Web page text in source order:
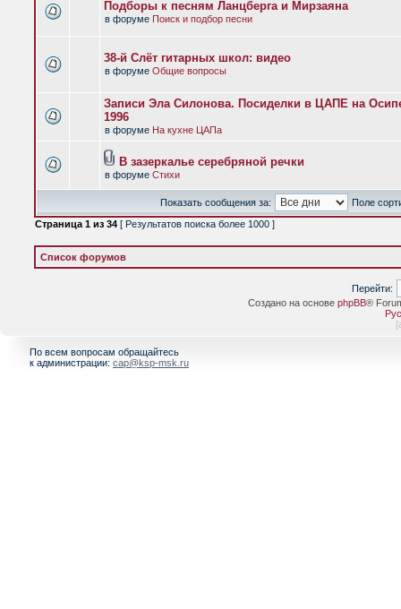
Подборы к песням Ланцберга и Мирзаяна
в форуме Поиск и подбор песни
38-й Слёт гитарных школ: видео
в форуме Общие вопросы
Записи Эла Силонова. Посиделки в ЦАПЕ на
1996
в форуме На кухне ЦАПа
В зазеркалье серебряной речки
в форуме Стихи
Показать сообщения за:
Поле
Страница 1 из 34 [ Результатов поиска более 1000 ]
Список форумов
Перейти:
Создано на основе phpBB®
[
По всем вопросам обращайтесь
к администрации: cap@ksp-msk.ru